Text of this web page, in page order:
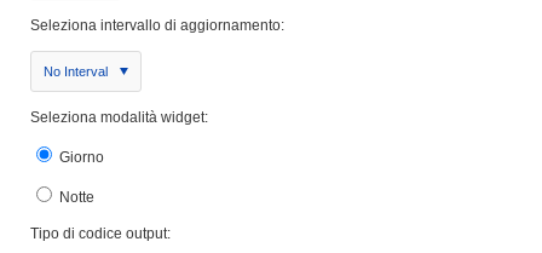
Seleziona intervallo di aggiornamento:
No Interval
Seleziona modalità widget:
Giorno
Notte
Tipo di codice output: